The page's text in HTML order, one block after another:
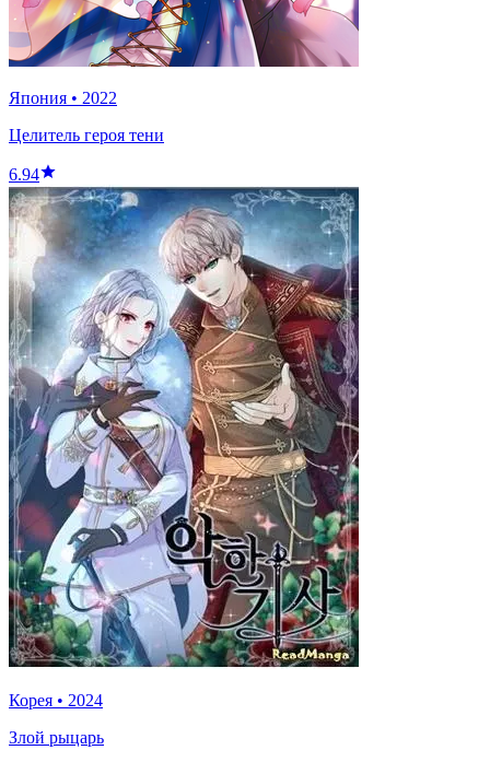
Япония • 2022
Целитель героя тени
6.94
Корея • 2024
Злой рыцарь